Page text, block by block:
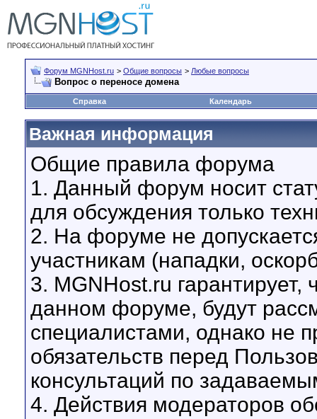
Форум MGNHost.ru > Общие вопросы > Любые вопросы
Вопрос о переносе домена
Справка Календарь
Важная информация
Общие правила форума
1. Данный форум носит
для обсуждения только
2. На форуме не
участникам (нападки,
3. MGNHost.ru
данном форуме, будут
специалистами, однако не
обязательств перед
консультаций по
4. Действия модераторов